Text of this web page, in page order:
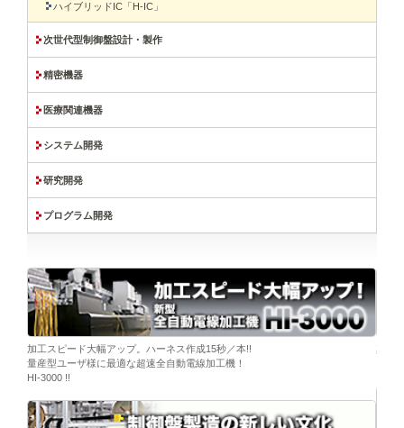
ハイブリッドIC「H-IC」
次世代型制御盤設計・製作
精密機器
医療関連機器
システム開発
研究開発
プログラム開発
ブ挿加工スピード大幅アップ。ハーネス作成15秒／本!!
量産型ユーザ様に最適な超速全自動電線加工機！
HI-3000 !!
染色